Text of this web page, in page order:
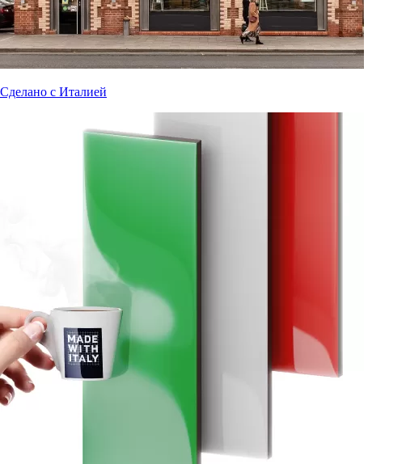
Сделано с Италией